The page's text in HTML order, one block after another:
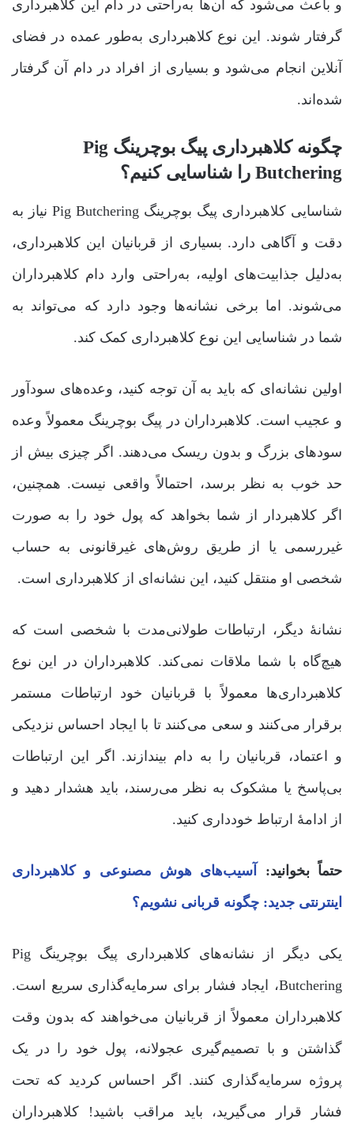
و باعث می‌شود که آن‌ها به‌راحتی در دام این کلاهبرداری
گرفتار شوند. این نوع کلاهبرداری به‌طور عمده در فضای
آنلاین انجام می‌شود و بسیاری از افراد در دام آن گرفتار
شده‌اند.
چگونه کلاهبرداری پیگ بوچرینگ Pig
Butchering را شناسایی کنیم؟
شناسایی کلاهبرداری پیگ بوچرینگ Pig Butchering نیاز به
دقت و آگاهی دارد. بسیاری از قربانیان این کلاهبرداری،
به‌دلیل جذابیت‌های اولیه، به‌راحتی وارد دام کلاهبرداران
می‌شوند. اما برخی نشانه‌ها وجود دارد که می‌تواند به
شما در شناسایی این نوع کلاهبرداری کمک کند.
اولین نشانه‌ای که باید به آن توجه کنید، وعده‌های سودآور
و عجیب است. کلاهبرداران در پیگ بوچرینگ معمولاً وعده
سودهای بزرگ و بدون ریسک می‌دهند. اگر چیزی بیش از
حد خوب به نظر برسد، احتمالاً واقعی نیست. همچنین،
اگر کلاهبردار از شما بخواهد که پول خود را به صورت
غیررسمی یا از طریق روش‌های غیرقانونی به حساب
شخصی او منتقل کنید، این نشانه‌ای از کلاهبرداری است.
نشانۀ دیگر، ارتباطات طولانی‌مدت با شخصی است که
هیچ‌گاه با شما ملاقات نمی‌کند. کلاهبرداران در این نوع
کلاهبرداری‌ها معمولاً با قربانیان خود ارتباطات مستمر
برقرار می‌کنند و سعی می‌کنند تا با ایجاد احساس نزدیکی
و اعتماد، قربانیان را به دام بیندازند. اگر این ارتباطات
بی‌پاسخ یا مشکوک به نظر می‌رسند، باید هشدار دهید و
از ادامۀ ارتباط خودداری کنید.
حتماً بخوانید:
آسیب‌های هوش مصنوعی و کلاهبرداری‌
اینترنتی جدید: چگونه قربانی نشویم؟
یکی دیگر از نشانه‌های کلاهبرداری پیگ بوچرینگ Pig
Butchering، ایجاد فشار برای سرمایه‌گذاری سریع است.
کلاهبرداران معمولاً از قربانیان می‌خواهند که بدون وقت
گذاشتن و با تصمیم‌گیری عجولانه، پول خود را در یک
پروژه سرمایه‌گذاری کنند. اگر احساس کردید که تحت
فشار قرار می‌گیرید، باید مراقب باشید! کلاهبرداران